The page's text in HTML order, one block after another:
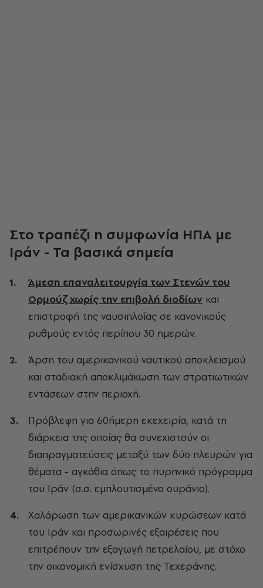
Στο τραπέζι η συμφωνία ΗΠΑ με
Ιράν - Τα βασικά σημεία
Άμεση επαναλειτουργία των Στενών του
Ορμούζ χωρίς την επιβολή διοδίων και
επιστροφή της ναυσιπλοΐας σε κανονικούς
ρυθμούς εντός περίπου 30 ημερών.
Άρση του αμερικανικού ναυτικού αποκλεισμού
και σταδιακή αποκλιμάκωση των στρατιωτικών
εντάσεων στην περιοχή.
Πρόβλεψη για 60ήμερη εκεχειρία, κατά τη
διάρκεια της οποίας θα συνεχιστούν οι
διαπραγματεύσεις μεταξύ των δύο πλευρών για
θέματα - αγκάθια όπως το πυρηνικό πρόγραμμα
του Ιράν (σ.σ. εμπλουτισμένο ουράνιο).
Χαλάρωση των αμερικανικών κυρώσεων κατά
του Ιράν και προσωρινές εξαιρέσεις που
επιτρέπουν την εξαγωγή πετρελαίου, με στόχο
την οικονομική ενίσχυση της Τεχεράνης.